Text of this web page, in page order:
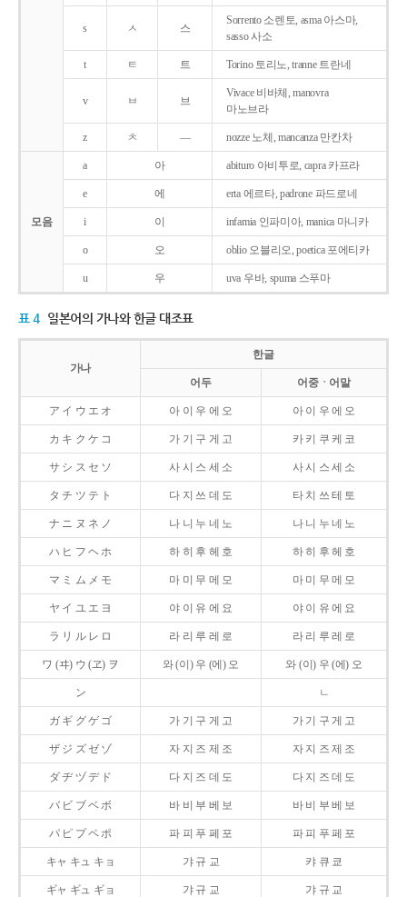
s ㅅ 스
Sorrento 소렌토, asma 아스마,
sasso 사소
t ㅌ 트 Torino 토리노, tranne 트란네
v ㅂ 브
Vivace 비바체, manovra
마노브라
z ㅊ ― nozze 노체, mancanza 만칸차
모음
a 아 abituro 아비투로, capra 카프라
e 에 erta 에르타, padrone 파드로네
i 이 infamia 인파미아, manica 마니카
o 오 oblio 오블리오, poetica 포에티카
u 우 uva 우바, spuma 스푸마
표 4 일본어의 가나와 한글 대조표
가나
한글
어두 어중ㆍ어말
ア イ ウ エ オ 아 이 우 에 오 아 이 우 에 오
カ キ ク ケ コ 가 기 구 게 고 카 키 쿠 케 코
サ シ ス セ ソ 사 시 스 세 소 사 시 스 세 소
タ チ ツ テ ト 다 지 쓰 데 도 타 치 쓰 테 토
ナ ニ ヌ ネ ノ 나 니 누 네 노 나 니 누 네 노
ハ ヒ フ ヘ ホ 하 히 후 헤 호 하 히 후 헤 호
マ ミ ム メ モ 마 미 무 메 모 마 미 무 메 모
ヤ イ ユ エ ヨ 야 이 유 에 요 야 이 유 에 요
ラ リ ル レ ロ 라 리 루 레 로 라 리 루 레 로
ワ (ヰ) ウ (ヱ) ヲ 와 (이) 우 (에) 오 와 (이) 우 (에) 오
ン ㄴ
ガ ギ グ ゲ ゴ 가 기 구 게 고 가 기 구 게 고
ザ ジ ズ ゼ ゾ 자 지 즈 제 조 자 지 즈 제 조
ダ ヂ ヅ デ ド 다 지 즈 데 도 다 지 즈 데 도
バ ビ ブ ベ ボ 바 비 부 베 보 바 비 부 베 보
パ ピ プ ペ ポ 파 피 푸 페 포 파 피 푸 페 포
キャ キュ キョ 갸 규 교 캬 큐 쿄
ギャ ギュ ギョ 갸 규 교 갸 규 교